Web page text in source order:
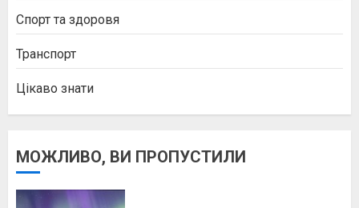
Спорт та здоровя
Транспорт
Цікаво знати
МОЖЛИВО, ВИ ПРОПУСТИЛИ